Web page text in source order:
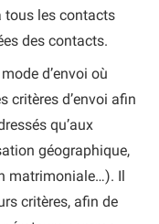
tous les contacts
des contacts.
d’envoi où
critères d’envoi afin
qu’aux
géographique,
matrimoniale…). Il
critères, afin de